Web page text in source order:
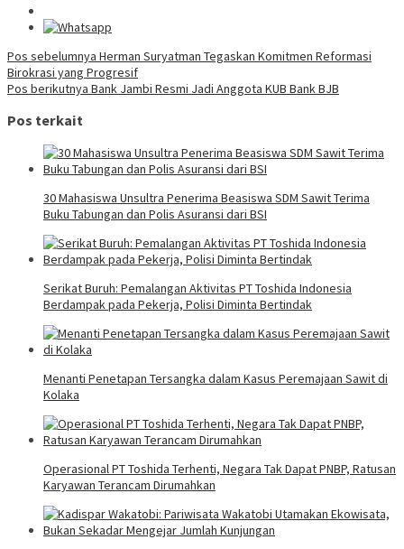
Navigasi
pos
Pos sebelumnya Herman Suryatman Tegaskan Komitmen Reformasi
Birokrasi yang Progresif
Pos berikutnya Bank Jambi Resmi Jadi Anggota KUB Bank BJB
Pos terkait
30 Mahasiswa Unsultra Penerima Beasiswa SDM Sawit Terima
Buku Tabungan dan Polis Asuransi dari BSI
Serikat Buruh: Pemalangan Aktivitas PT Toshida Indonesia
Berdampak pada Pekerja, Polisi Diminta Bertindak
Menanti Penetapan Tersangka dalam Kasus Peremajaan Sawit di
Kolaka
Operasional PT Toshida Terhenti, Negara Tak Dapat PNBP, Ratusan
Karyawan Terancam Dirumahkan